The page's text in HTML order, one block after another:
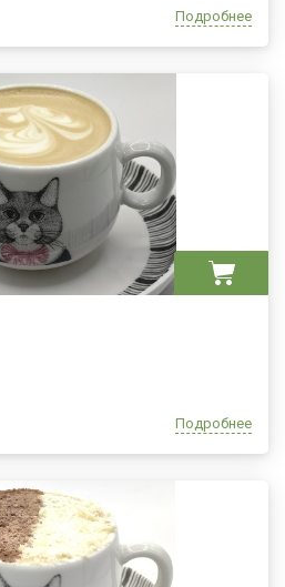
Подробнее
Подробнее